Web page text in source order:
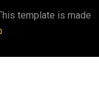
template is made